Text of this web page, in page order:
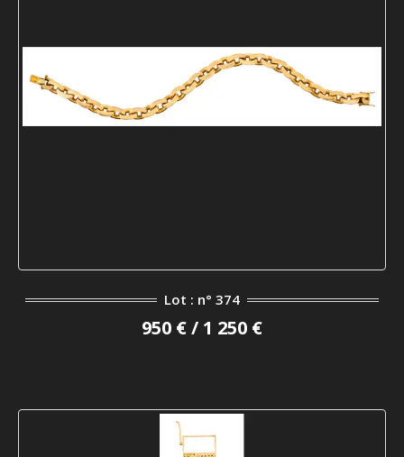
Lot : n° 374
950 € / 1 250 €